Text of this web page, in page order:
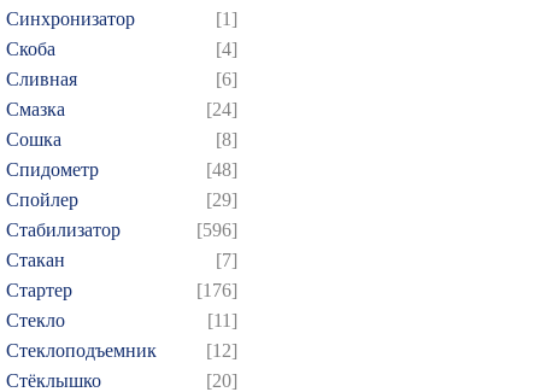
Синхронизатор
[1]
Скоба
[4]
Сливная
[6]
Смазка
[24]
Сошка
[8]
Спидометр
[48]
Спойлер
[29]
Стабилизатор
[596]
Стакан
[7]
Стартер
[176]
Стекло
[11]
Стеклоподъемник
[12]
Стёклышко
[20]